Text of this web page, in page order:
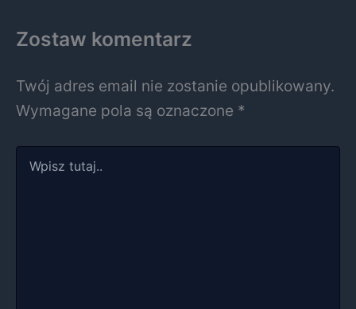
Zostaw komentarz
Twój adres email nie zostanie opublikowany.
Wymagane pola są oznaczone *
tutaj..